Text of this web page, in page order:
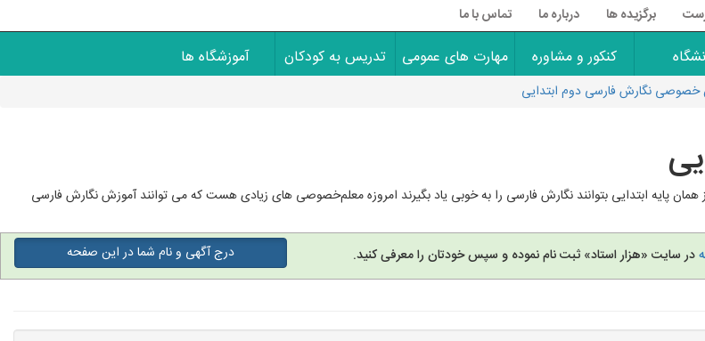
برگزیده ها درباره ما تماس با ما
کنکور و مشاوره مهارت های عمومی تدریس به کودکان آموزشگاه ها
نگارش فارسی دوم ابتدایی
پایه ابتدایی بتوانند نگارش فارسی را به خوبی یاد بگیرند امروزه معلم‌خصوصی های زیادی هست که می توانند آموزش نگارش فارسی
در سایت «هزار استاد» ثبت نام نموده و سپس خودتان را معرفی کنید. درج آگهی و نام شما در این صفحه